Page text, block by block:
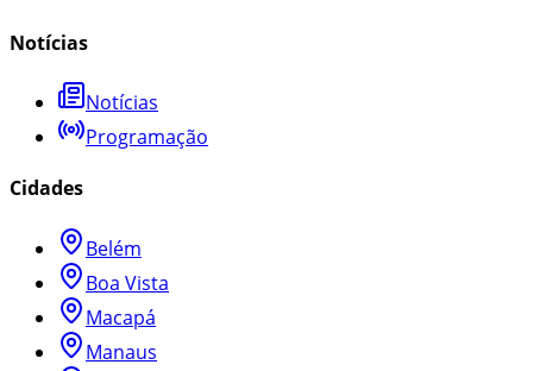
Notícias
Notícias
Programação
Cidades
Belém
Boa Vista
Macapá
Manaus